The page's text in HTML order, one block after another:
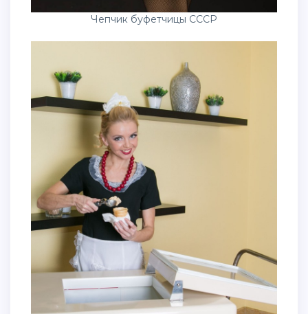
Чепчик буфетчицы СССР